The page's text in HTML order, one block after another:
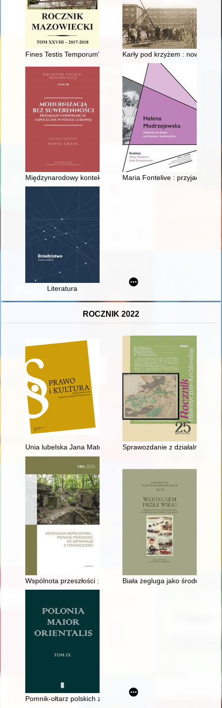
Fines Testis Temporum" : jubileusz 50-lecia pracy naukowej
Karły pod krzyżem :
Międzynarodowy kontekst ekonomiczno-finansowy kryzysu
Maria Fontelive : przyjaciółka
Literatura
ROCZNIK 2022
Unia lubelska Jana Matejki i jej nierozpoznane tajemnice
Sprawozdanie z działalności
Wspólnota przeszłości : społeczny wymiar archeologii w
Biała żegluga jako środek
Pomnik-ołtarz polskich zakładników w lesie rzuchowskim